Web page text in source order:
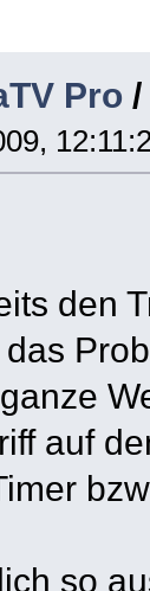
Pro
den
auf
so